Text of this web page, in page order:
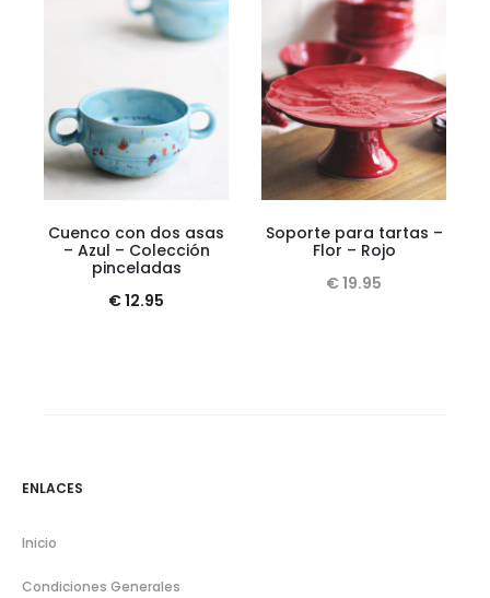
Cuenco con dos asas
– Azul – Colección
pinceladas
€12.95
Soporte para tartas –
Flor – Rojo
€ 19.95
ENLACES
Inicio
Condiciones Generales